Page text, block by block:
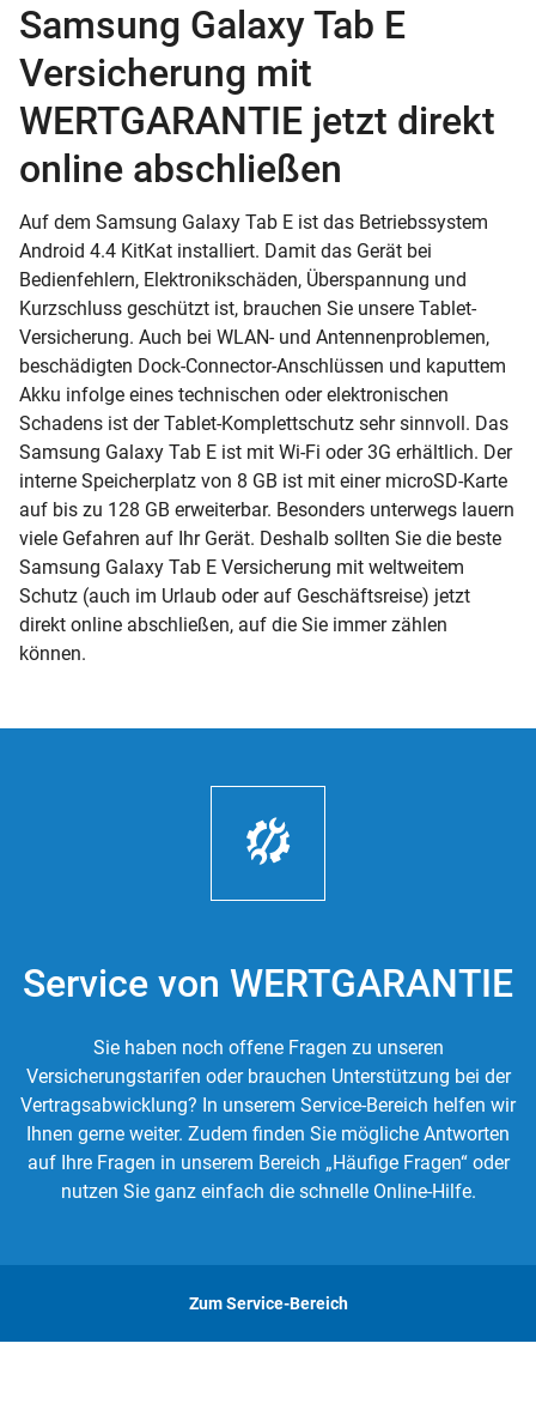
Samsung Galaxy Tab E
Versicherung mit
WERTGARANTIE jetzt direkt
online abschließen
Auf dem Samsung Galaxy Tab E ist das Betriebssystem
Android 4.4 KitKat installiert. Damit das Gerät bei
Bedienfehlern, Elektronikschäden, Überspannung und
Kurzschluss geschützt ist, brauchen Sie unsere Tablet-
Versicherung. Auch bei WLAN- und Antennenproblemen,
beschädigten Dock-Connector-Anschlüssen und kaputtem
Akku infolge eines technischen oder elektronischen
Schadens ist der Tablet-Komplettschutz sehr sinnvoll. Das
Samsung Galaxy Tab E ist mit Wi-Fi oder 3G erhältlich. Der
interne Speicherplatz von 8 GB ist mit einer microSD-Karte
auf bis zu 128 GB erweiterbar. Besonders unterwegs lauern
viele Gefahren auf Ihr Gerät. Deshalb sollten Sie die beste
Samsung Galaxy Tab E Versicherung mit weltweitem
Schutz (auch im Urlaub oder auf Geschäftsreise) jetzt
direkt online abschließen, auf die Sie immer zählen
können.
Service von WERTGARANTIE
Sie haben noch offene Fragen zu unseren
Versicherungstarifen oder brauchen Unterstützung bei der
Vertragsabwicklung? In unserem Service-Bereich helfen wir
Ihnen gerne weiter. Zudem finden Sie mögliche Antworten
auf Ihre Fragen in unserem Bereich „Häufige Fragen“ oder
nutzen Sie ganz einfach die schnelle Online-Hilfe.
Zum Service-Bereich